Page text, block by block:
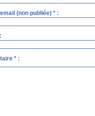
(non publiée) * :
* :